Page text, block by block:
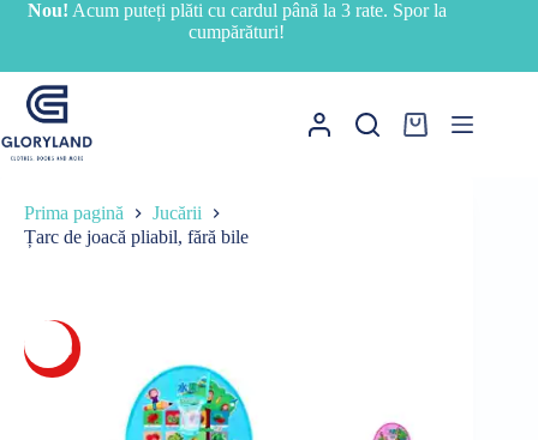
SariNou! Acum puteți plăti cu cardul până la 3 rate. Spor la
cumpărături!
Coș
Prima pagină
Jucării
Țarc de joacă pliabil, fără bile
-11%